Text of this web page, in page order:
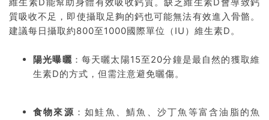
質吸收不足，即使攝取足夠的鈣也可能無法有效進入骨骼。
建議每日攝取約800至1000國際單位（IU）維生素D。
陽光曝曬：每天曬太陽15至20分鐘是最自然的獲取維
生素D的方式，但需注意避免曬傷。
食物來源 ：如鮭魚、鯖魚、沙丁魚等富含油脂的魚